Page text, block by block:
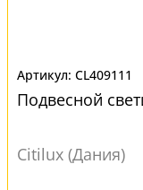
CL409111
Подвесной
Citilux (Дания)